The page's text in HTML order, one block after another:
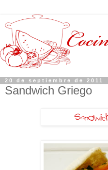
20 de septiembre de 2011
Sandwich Griego